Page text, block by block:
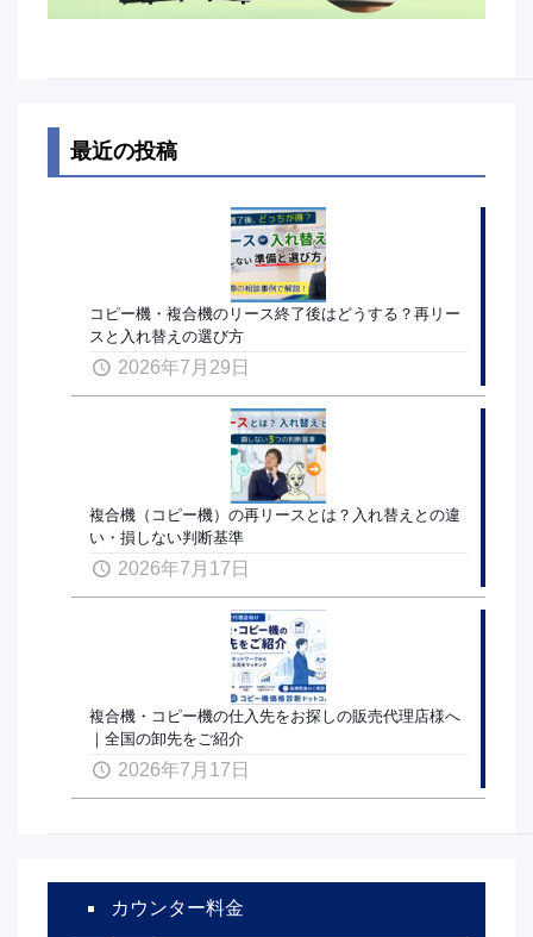
最近の投稿
コピー機・複合機のリース終了後はどうする？再リー
スと入れ替えの選び方
2026年7月29日
複合機（コピー機）の再リースとは？入れ替えとの違
い・損しない判断基準
2026年7月17日
複合機・コピー機の仕入先をお探しの販売代理店様へ
｜全国の卸先をご紹介
2026年7月17日
カウンター料金